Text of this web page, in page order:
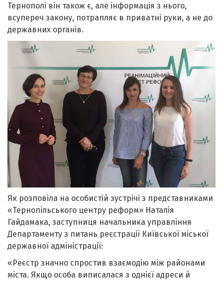
Тернополі він також є, але інформація з нього,
всупереч закону, потрапляє в приватні руки, а не до
державних органів.
Як розповіла на особистій зустрічі з представниками
«Тернопільського центру реформ» Наталія
Гайдамака, заступниця начальника управління
Департаменту з питань реєстрації Київської міської
державної адміністрації:
«Реєстр значно спростив взаємодію між районами
міста. Якщо особа виписалася з однієї адреси й